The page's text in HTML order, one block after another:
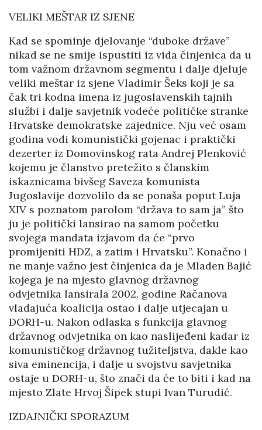
VELIKI MEŠTAR IZ SJENE
Kad se spominje djelovanje “duboke države”
nikad se ne smije ispustiti iz vida činjenica da u
tom važnom državnom segmentu i dalje djeluje
veliki meštar iz sjene Vladimir Šeks koji je sa
čak tri kodna imena iz jugoslavenskih tajnih
službi i dalje savjetnik vodeće političke stranke
Hrvatske demokratske zajednice. Nju već osam
godina vodi komunistički gojenac i praktički
dezerter iz Domovinskog rata Andrej Plenković
kojemu je članstvo pretežito s članskim
iskaznicama bivšeg Saveza komunista
Jugoslavije dozvolilo da se ponaša poput Luja
XIV s poznatom parolom “država to sam ja” što
ju je politički lansirao na samom početku
svojega mandata izjavom da će “prvo
promijeniti HDZ, a zatim i Hrvatsku”. Konačno i
ne manje važno jest činjenica da je Mladen Bajić
kojega je na mjesto glavnog državnog
odvjetnika lansirala 2002. godine Račanova
vladajuća koalicija ostao i dalje utjecajan u
DORH-u. Nakon odlaska s funkcija glavnog
državnog odvjetnika on kao naslijeđeni kadar iz
komunističkog državnog tužiteljstva, dakle kao
siva eminencija, i dalje u svojstvu savjetnika
ostaje u DORH-u, što znači da će to biti i kad na
mjesto Zlate Hrvoj Šipek stupi Ivan Turudić.
IZDAJNIČKI SPORAZUM